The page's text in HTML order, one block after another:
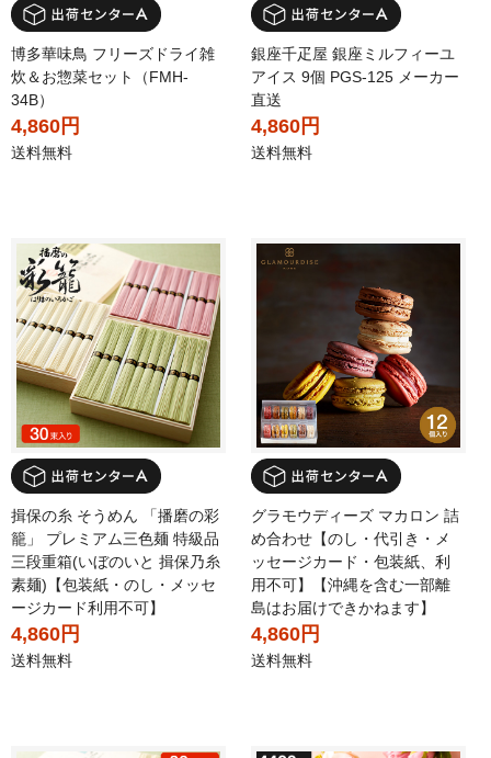
博多華味鳥 フリーズドライ雑
炊＆お惣菜セット（FMH-
34B）
4,860円
送料無料
銀座千疋屋 銀座ミルフィーユ
アイス 9個 PGS-125 メーカー
直送
4,860円
送料無料
揖保の糸 そうめん 「播磨の彩
籠」 プレミアム三色麺 特級品
三段重箱(いぼのいと 揖保乃糸
素麺)【包装紙・のし・メッセ
ージカード利用不可】
4,860円
送料無料
グラモウディーズ マカロン 詰
め合わせ【のし・代引き・メ
ッセージカード・包装紙、利
用不可】【沖縄を含む一部離
島はお届けできかねます】
4,860円
送料無料